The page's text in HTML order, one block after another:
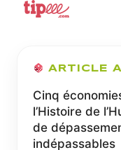
ARTICLE
Cinq
l’Histoire de
de
indépassables